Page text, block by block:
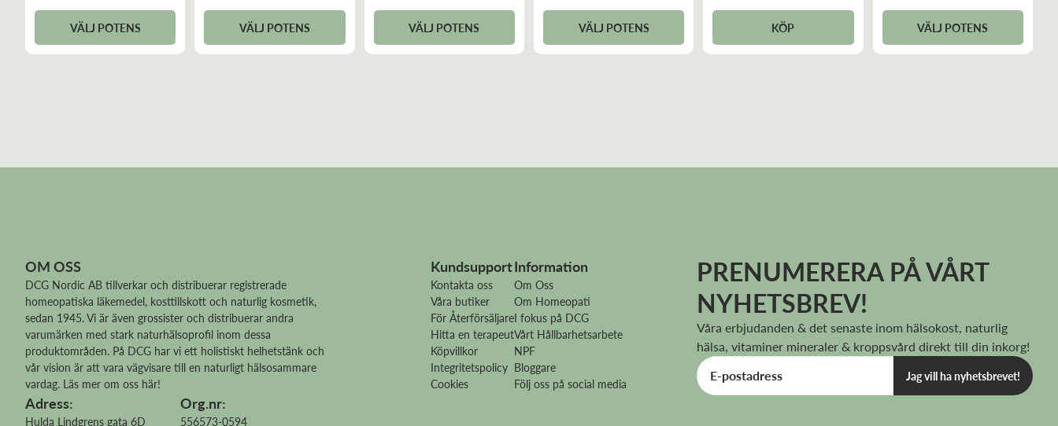
VÄLJ POTENS VÄLJ POTENS VÄLJ POTENS VÄLJ POTENS KÖP VÄLJ POTENS
OM OSS
DCG Nordic AB tillverkar och distribuerar registrerade
homeopatiska läkemedel, kosttillskott och naturlig kosmetik,
sedan 1945. Vi är även grossister och distribuerar andra
varumärken med stark naturhälsoprofil inom dessa
produktområden. På DCG har vi ett holistiskt helhetstänk och
vår vision är att vara vägvisare till en naturligt hälsosammare
vardag. Läs mer om oss här!
Adress:
Hulda Lindgrens gata 6D
Org.nr:
556573-0594
Kundsupport
Kontakta oss
Våra butiker
För Återförsäljare
Hitta en terapeut
Köpvillkor
Integritetspolicy
Cookies
Information
Om Oss
Om Homeopati
I fokus på DCG
Vårt Hållbarhetsarbete
NPF
Bloggare
Följ oss på social media
PRENUMERERA PÅ VÅRT
NYHETSBREV!
Våra erbjudanden & det senaste inom hälsokost, naturlig
hälsa, vitaminer mineraler & kroppsvård direkt till din inkorg!
Jag vill ha nyhetsbrevet!